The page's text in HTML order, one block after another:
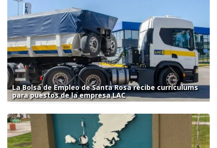
La Bolsa de Empleo de Santa Rosa recibe currículums
para puestos de la empresa LAC